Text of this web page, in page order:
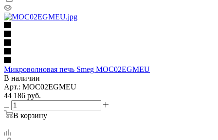
Микроволновая печь Smeg MOC02EGMEU
В наличии
Арт.: MOC02EGMEU
44 186 руб.
В корзину